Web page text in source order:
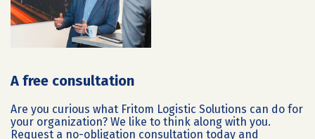
A free consultation
Are you curious what Fritom Logistic Solutions can do for
your organization? We like to think along with you.
Request a no-obligation consultation today and